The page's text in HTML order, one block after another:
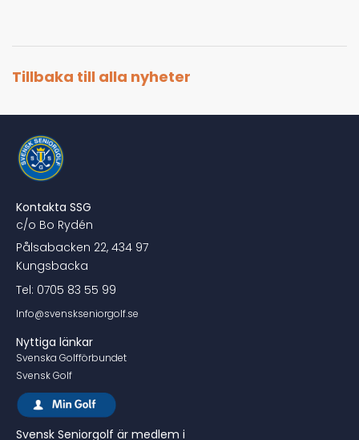
Tillbaka till alla nyheter
Kontakta SSG
c/o Bo Rydén
Pålsabacken 22, 434 97
Kungsbacka
Tel: 0705 83 55 99
Info@svenskseniorgolf.se
Nyttiga länkar
Svenska Golfförbundet
Svensk Golf
Svensk Seniorgolf är medlem i